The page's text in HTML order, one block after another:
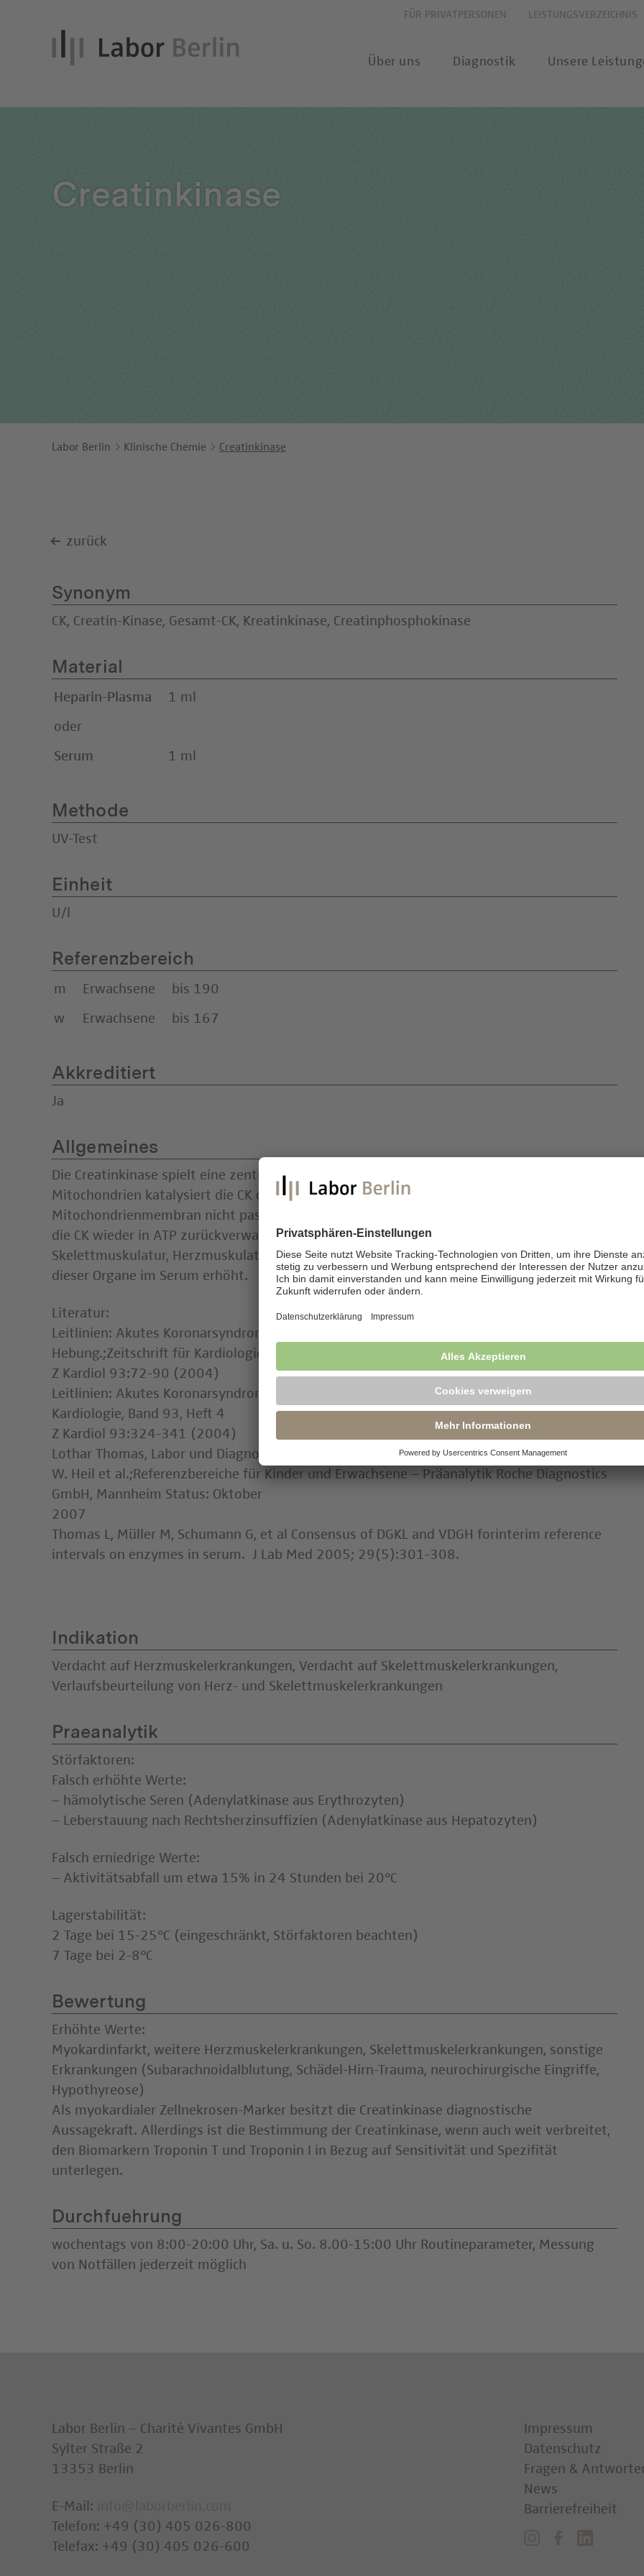
FÜR PRIVATPERSONEN LEISTUNGSVERZEICHNIS
Über uns
Unternehmensbericht
Diagnostik
Laboratoriumsmedizin &
Unsere
Creatinkinase
Labor Berlin Klinische Chemie Creatinkinase
zurück
Synonym
CK, Creatin-Kinase, Gesamt-CK, Kreatinkinase, Creatinphosphokinase
Material
Heparin-Plasma 1 ml
oder
Serum 1 ml
Methode
UV-Test
Einheit
U/l
Referenzbereich
m Erwachsene bis 190
w Erwachsene bis 167
Akkreditiert
Ja
Allgemeines
Die Creatinkinase spielt eine zentrale Rolle bei der Energiebereitstellung der Zelle. In den
Mitochondrien katalysiert die CK die Synthese von Creatinphosphat aus ATP, da ATP die
Mitochondrienmembran nicht passieren kann. Im Cytosol wird das Creatinphosphat durch
die CK wieder in ATP zurückverwandelt. Das Enzym findet sich hochkonzentriert in der
Skelettmuskulatur, Herzmuskulatur und im Gehirn und ist infolgedessen bei Schädigung
dieser Organe im Serum erhöht.
Literatur:
Leitlinien: Akutes Koronarsyndrom (ACS) – Teil 1: ACS ohne persistierende ST-
Hebung.;Zeitschrift für Kardiologie, Band 93, Heft 1
Z Kardiol 93:72-90 (2004)
Leitlinien: Akutes Koronarsyndrom (ACS) – Teil 2: ACS mit ST-Hebung.;Zeitschrift für
Kardiologie, Band 93, Heft 4
Z Kardiol 93:324-341 (2004)
Lothar Thomas, Labor und Diagnose, 8. Auflage, TH-Books, 2012
W. Heil et al.;Referenzbereiche für Kinder und Erwachsene – Präanalytik Roche Diagnostics
GmbH, Mannheim Status: Oktober
2007
Thomas L, Müller M, Schumann G, et al Consensus of DGKL and VDGH forinterim reference
intervals on enzymes in serum. J Lab Med 2005; 29(5):301-308.
Indikation
Verdacht auf Herzmuskelerkrankungen, Verdacht auf Skelettmuskelerkrankungen,
Verlaufsbeurteilung von Herz- und Skelettmuskelerkrankungen
Praeanalytik
Störfaktoren:
Falsch erhöhte Werte:
– hämolytische Seren (Adenylatkinase aus Erythrozyten)
– Leberstauung nach Rechtsherzinsuffizien (Adenylatkinase aus Hepatozyten)
Falsch erniedrige Werte:
– Aktivitätsabfall um etwa 15% in 24 Stunden bei 20°C
Lagerstabilität:
2 Tage bei 15-25°C (eingeschränkt, Störfaktoren beachten)
7 Tage bei 2-8°C
Bewertung
Erhöhte Werte:
Myokardinfarkt, weitere Herzmuskelerkrankungen, Skelettmuskelerkrankungen, sonstige
Erkrankungen (Subarachnoidalblutung, Schädel-Hirn-Trauma, neurochirurgische Eingriffe,
Hypothyreose)
Als myokardialer Zellnekrosen-Marker besitzt die Creatinkinase diagnostische
Aussagekraft. Allerdings ist die Bestimmung der Creatinkinase, wenn auch weit verbreitet,
den Biomarkern Troponin T und Troponin I in Bezug auf Sensitivität und Spezifität
unterlegen.
Durchfuehrung
wochentags von 8:00-20:00 Uhr, Sa. u. So. 8.00-15:00 Uhr Routineparameter, Messung
von Notfällen jederzeit möglich
Labor Berlin – Charité Vivantes GmbH
Sylter Straße 2
13353 Berlin
E-Mail:
Telefon: +49 (30) 405 026-800
Telefax: +49 (30) 405 026-600
Impressum
Datenschutz
Fragen &
News
Barrierefreiheit